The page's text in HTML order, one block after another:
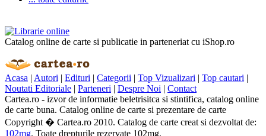
Catalog online de carte si publicatie in parteneriat cu iShop.ro
Acasa | Autori | Edituri | Categorii | Top Vizualizari | Top cautari |
Noutati Editoriale | Parteneri | Despre Noi | Contact
Cartea.ro - izvor de informatie beletrisitca si stintifica, catalog online
de carte buna. Catalog online de carte si prezentare de carte
Copyright � Cartea.ro 2010. Catalog de carte creat si dezvoltat de:
102mg. Toate drepturile rezervate 102mg.